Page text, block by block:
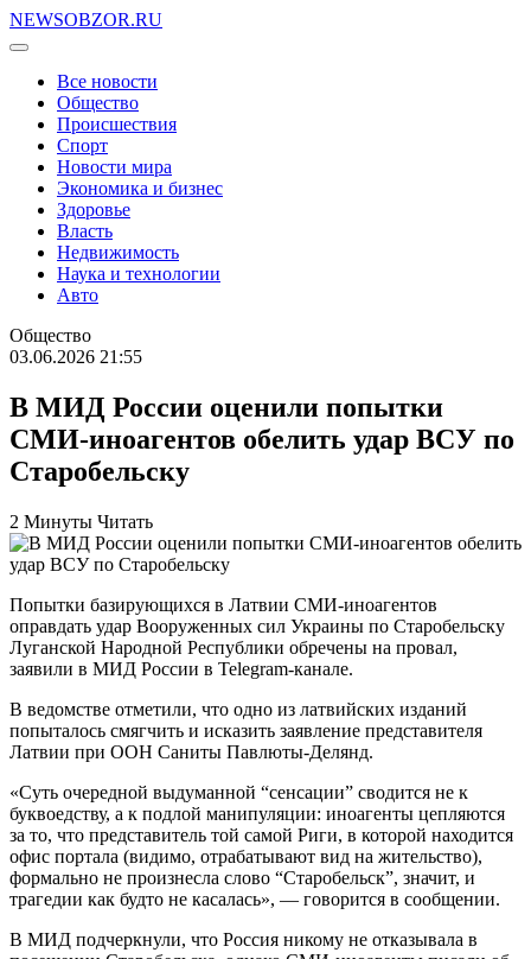
NEWSOBZOR.RU
Все новости
Общество
Происшествия
Спорт
Новости мира
Экономика и бизнес
Здоровье
Власть
Недвижимость
Наука и технологии
Авто
Общество
03.06.2026 21:55
В МИД России оценили попытки
СМИ-иноагентов обелить удар ВСУ по
Старобельску
2 Минуты Читать
Попытки базирующихся в Латвии СМИ-иноагентов
оправдать удар Вооруженных сил Украины по Старобельску
Луганской Народной Республики обречены на провал,
заявили в МИД России в Telegram-канале.
В ведомстве отметили, что одно из латвийских изданий
попыталось смягчить и исказить заявление представителя
Латвии при ООН Саниты Павлюты-Делянд.
«Суть очередной выдуманной “сенсации” сводится не к
буквоедству, а к подлой манипуляции: иноагенты цепляются
за то, что представитель той самой Риги, в которой находится
офис портала (видимо, отрабатывают вид на жительство),
формально не произнесла слово “Старобельск”, значит, и
трагедии как будто не касалась», — говорится в сообщении.
В МИД подчеркнули, что Россия никому не отказывала в